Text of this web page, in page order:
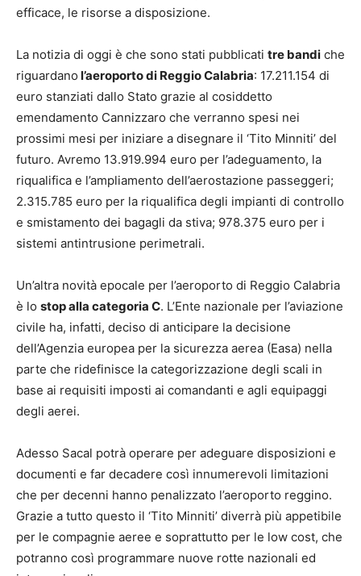
efficace, le risorse a disposizione.
La notizia di oggi è che sono stati pubblicati tre bandi che
riguardano l’aeroporto di Reggio Calabria: 17.211.154 di
euro stanziati dallo Stato grazie al cosiddetto
emendamento Cannizzaro che verranno spesi nei
prossimi mesi per iniziare a disegnare il ‘Tito Minniti’ del
futuro. Avremo 13.919.994 euro per l’adeguamento, la
riqualifica e l’ampliamento dell’aerostazione passeggeri;
2.315.785 euro per la riqualifica degli impianti di controllo
e smistamento dei bagagli da stiva; 978.375 euro per i
sistemi antintrusione perimetrali.
Un’altra novità epocale per l’aeroporto di Reggio Calabria
è lo stop alla categoria C. L’Ente nazionale per l’aviazione
civile ha, infatti, deciso di anticipare la decisione
dell’Agenzia europea per la sicurezza aerea (Easa) nella
parte che ridefinisce la categorizzazione degli scali in
base ai requisiti imposti ai comandanti e agli equipaggi
degli aerei.
Adesso Sacal potrà operare per adeguare disposizioni e
documenti e far decadere così innumerevoli limitazioni
che per decenni hanno penalizzato l’aeroporto reggino.
Grazie a tutto questo il ‘Tito Minniti’ diverrà più appetibile
per le compagnie aeree e soprattutto per le low cost, che
potranno così programmare nuove rotte nazionali ed